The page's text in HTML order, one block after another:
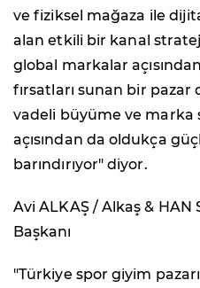
ve fiziksel mağaza ile
alan etkili bir kanal
global markalar
fırsatları sunan bir pazar
vadeli büyüme ve marka
açısından da oldukça
barındırıyor" diyor.
Avi ALKAŞ / Alkaş &
Başkanı
"Türkiye spor giyim